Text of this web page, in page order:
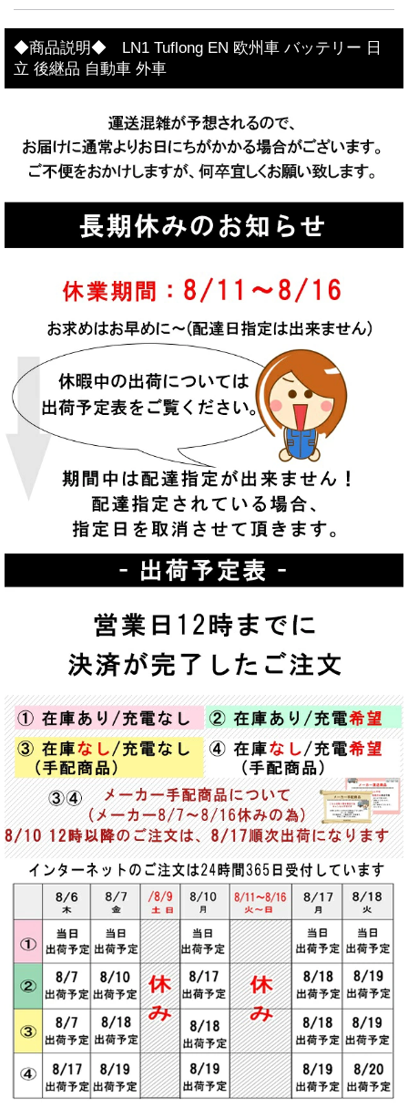
◆商品説明◆ LN1 Tuflong EN 欧州車 バッテリー 日
立 後継品 自動車 外車